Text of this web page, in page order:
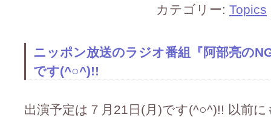
カテゴリー: Topics
ニッポン放送のラジオ番組『阿部亮の
です(^○^)!!
出演予定は７月21日(月)です(^○^)!! 以前